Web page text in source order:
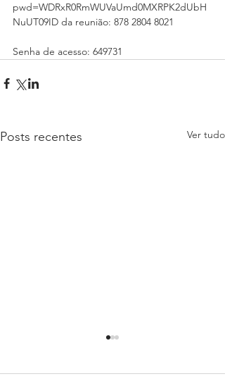
pwd=WDRxR0RmWUVaUmd0MXRPK2dUbH
NuUT09ID da reunião: 878 2804 8021
Senha de acesso: 649731
Posts recentes Ver tudo